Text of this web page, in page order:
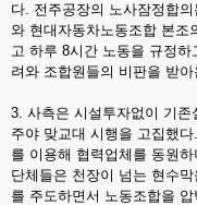
다. 전주공장의 노사잠정합
와 현대자동차노동조합 본조
고 하루 8시간 노동을 규정
려와 조합원들의 비판을 받
3. 사측은 시설투자없이 기
주야 맞교대 시행을 고집했
를 이용해 협력업체를 동원
단체들은 천장이 넘는 현수
를 주도하면서 노동조합을